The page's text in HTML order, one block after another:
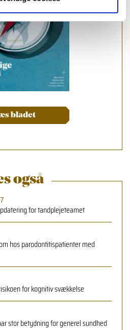
bladet
også
for tandplejeteamet
hos parodontitispatienter med
for kognitiv svækkelse
stor betydning for generel sundhed